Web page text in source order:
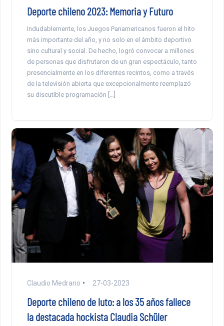
Deporte chileno 2023: Memoria y Futuro
Indudablemente, los Juegos Panamericanos fueron el hito
más importante del año, y no solo en el ámbito deportivo
sino cultural y social. De hecho, logró convocar a millones
de personas que disfrutaron de un gran espectáculo, tanto
presencialmente en los diferentes recintos, como a través
de la televisión abierta que excepcionalmente reemplazó
su discutible programación […]
Claudio Medrano 27-03-2023
Deporte chileno de luto: a los 35 años fallece
la destacada hockista Claudia Schüler